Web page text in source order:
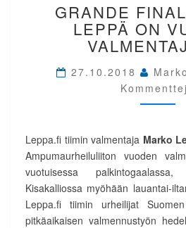
ON
GRANDE
LEPPÄ ON
27.10.2018
Leppa.fi tiimin valmentaja Marko
Ampumaurheiluliiton vuoden
vuotuisessa
Kisakalliossa myöhään lauantai-
Leppa.fi tiimin urheilijat
pitkäaikaisen valmennustyön